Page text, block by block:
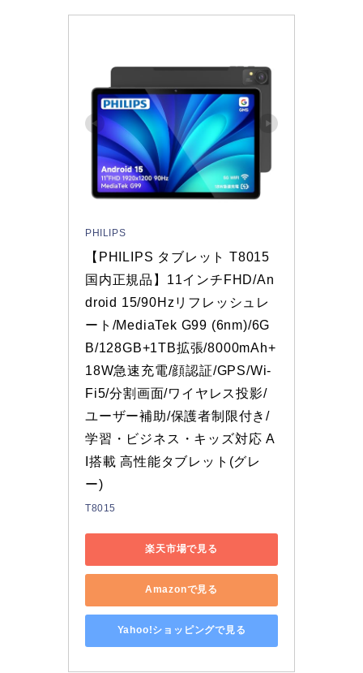
PHILIPS
【PHILIPS タブレット T8015
国内正規品】11インチFHD/An
droid 15/90Hzリフレッシュレ
ート/MediaTek G99 (6nm)/6G
B/128GB+1TB拡張/8000mAh+
18W急速充電/顔認証/GPS/Wi-
Fi5/分割画面/ワイヤレス投影/
ユーザー補助/保護者制限付き/
学習・ビジネス・キッズ対応 A
I搭載 高性能タブレット(グレ
ー)
T8015
楽天市場で見る
Amazonで見る
Yahoo!ショッピングで見る